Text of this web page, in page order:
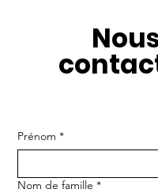
Prénom *
Nom de famille *